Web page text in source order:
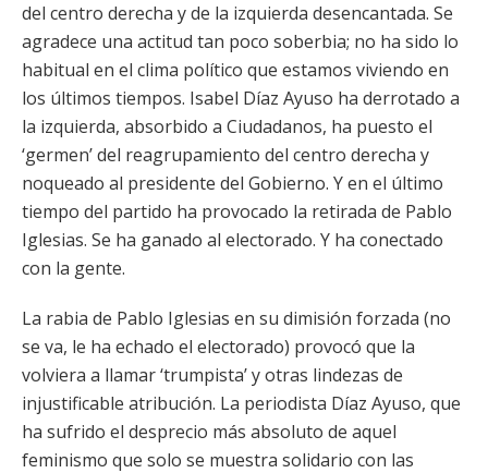
del centro derecha y de la izquierda desencantada. Se
agradece una actitud tan poco soberbia; no ha sido lo
habitual en el clima político que estamos viviendo en
los últimos tiempos. Isabel Díaz Ayuso ha derrotado a
la izquierda, absorbido a Ciudadanos, ha puesto el
‘germen’ del reagrupamiento del centro derecha y
noqueado al presidente del Gobierno. Y en el último
tiempo del partido ha provocado la retirada de Pablo
Iglesias. Se ha ganado al electorado. Y ha conectado
con la gente.
La rabia de Pablo Iglesias en su dimisión forzada (no
se va, le ha echado el electorado) provocó que la
volviera a llamar ‘trumpista’ y otras lindezas de
injustificable atribución. La periodista Díaz Ayuso, que
ha sufrido el desprecio más absoluto de aquel
feminismo que solo se muestra solidario con las